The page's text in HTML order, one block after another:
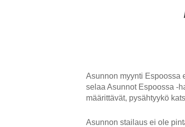
Asunnon myynti Espoossa
selaa Asunnot Espoossa -
määrittävät, pysähtyykö
Asunnon stailaus ei ole